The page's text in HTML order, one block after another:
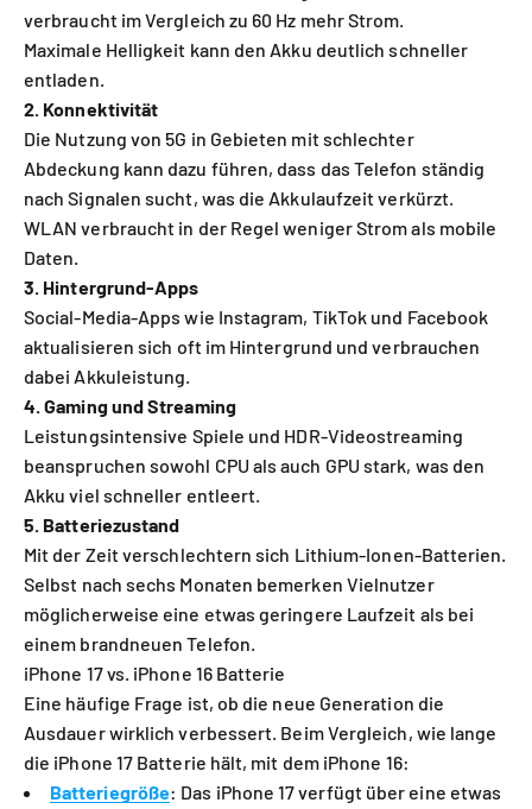
verbraucht im Vergleich zu 60 Hz mehr Strom.
Maximale Helligkeit kann den Akku deutlich schneller
entladen.
2. Konnektivität
Die Nutzung von 5G in Gebieten mit schlechter
Abdeckung kann dazu führen, dass das Telefon ständig
nach Signalen sucht, was die Akkulaufzeit verkürzt.
WLAN verbraucht in der Regel weniger Strom als mobile
Daten.
3. Hintergrund-Apps
Social-Media-Apps wie Instagram, TikTok und Facebook
aktualisieren sich oft im Hintergrund und verbrauchen
dabei Akkuleistung.
4. Gaming und Streaming
Leistungsintensive Spiele und HDR-Videostreaming
beanspruchen sowohl CPU als auch GPU stark, was den
Akku viel schneller entleert.
5. Batteriezustand
Mit der Zeit verschlechtern sich Lithium-Ionen-Batterien.
Selbst nach sechs Monaten bemerken Vielnutzer
möglicherweise eine etwas geringere Laufzeit als bei
einem brandneuen Telefon.
iPhone 17 vs. iPhone 16 Batterie
Eine häufige Frage ist, ob die neue Generation die
Ausdauer wirklich verbessert. Beim Vergleich, wie lange
die iPhone 17 Batterie hält, mit dem iPhone 16:
Batteriegröße: Das iPhone 17 verfügt über eine etwas